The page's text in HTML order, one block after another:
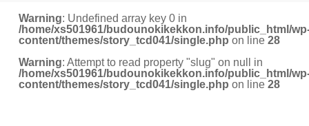
Warning: Undefined array key 0 in
/home/xs501961/budounokikekkon.info/public_html/
content/themes/story_tcd041/single.php on line28
Warning: Attempt to read property "slug" on null in
/home/xs501961/budounokikekkon.info/public_html/
content/themes/story_tcd041/single.php on line28